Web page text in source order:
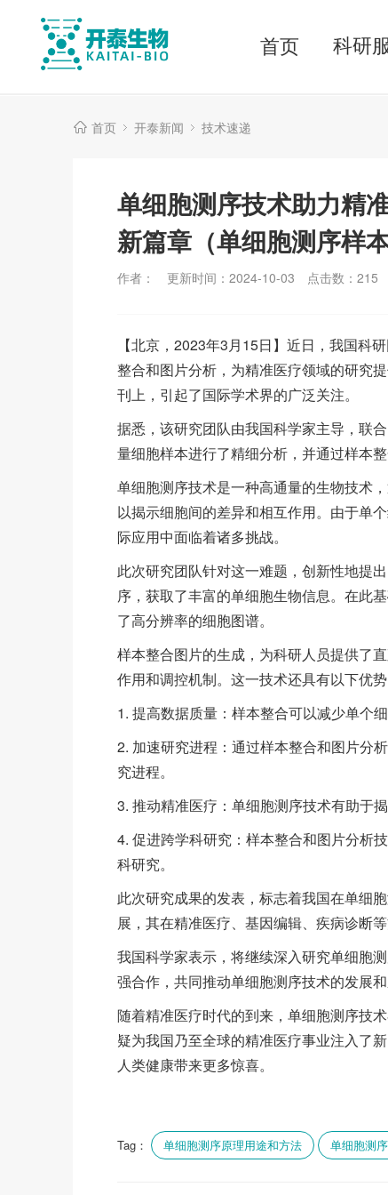
首页 科研
首页 开泰新闻 技术速递
单细胞测序技术助力精
新篇章（单细胞测序样
作者： 更新时间：2024-10-03 点击数： 215
【北京，2023年3月15日】近日，我国科
整合和图片分析，为精准医疗领域的研究
刊上，引起了国际学术界的广泛关注。
据悉，该研究团队由我国科学家主导，联
量细胞样本进行了精细分析，并通过样本
单细胞测序技术是一种高通量的生物技术
以揭示细胞间的差异和相互作用。由于单
际应用中面临着诸多挑战。
此次研究团队针对这一难题，创新性地提
序，获取了丰富的单细胞生物信息。在此
了高分辨率的细胞图谱。
样本整合图片的生成，为科研人员提供了
作用和调控机制。这一技术还具有以下优势
1. 提高数据质量：样本整合可以减少单个
2. 加速研究进程：通过样本整合和图片分
究进程。
3. 推动精准医疗：单细胞测序技术有助于
4. 促进跨学科研究：样本整合和图片分析
科研究。
此次研究成果的发表，标志着我国在单细
展，其在精准医疗、基因编辑、疾病诊断
我国科学家表示，将继续深入研究单细胞
强合作，共同推动单细胞测序技术的发展和
随着精准医疗时代的到来，单细胞测序技
疑为我国乃至全球的精准医疗事业注入了
人类健康带来更多惊喜。
Tag： 单细胞测序原理用途和方法 单细胞测